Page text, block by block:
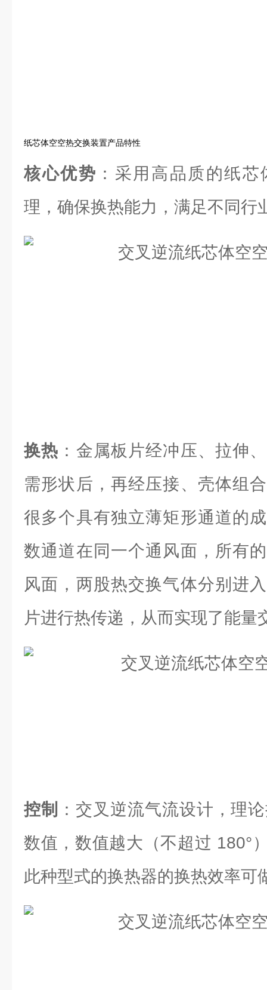
纸芯体空空热交换装置产品特性
核心优势 ：采用高品质的纸
理，确保换热能力，满足不同行
换热 ：金属板片经冲压、拉伸
需形状后，再经压接、壳体组
很多个具有独立薄矩形通道的
数通道在同一个通风面，所有
风面，两股热交换气体分别进
片进行热传递，从而实现了能量
控制
：交叉逆流气流设计，理
数值，数值越大（不超过 180°
此种型式的换热器的换热效率可